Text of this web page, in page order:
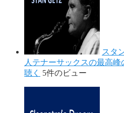
スタ
人テナーサックスの最高
聴く
5件のビュー